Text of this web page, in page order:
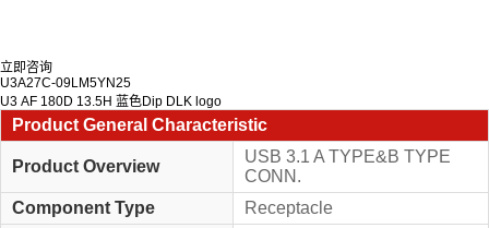
立即咨询
U3A27C-09LM5YN25
U3 AF 180D 13.5H 蓝色Dip DLK logo
Product General Characteristic
Product Overview
USB 3.1 A TYPE&B TYPE
CONN.
Component Type
Receptacle